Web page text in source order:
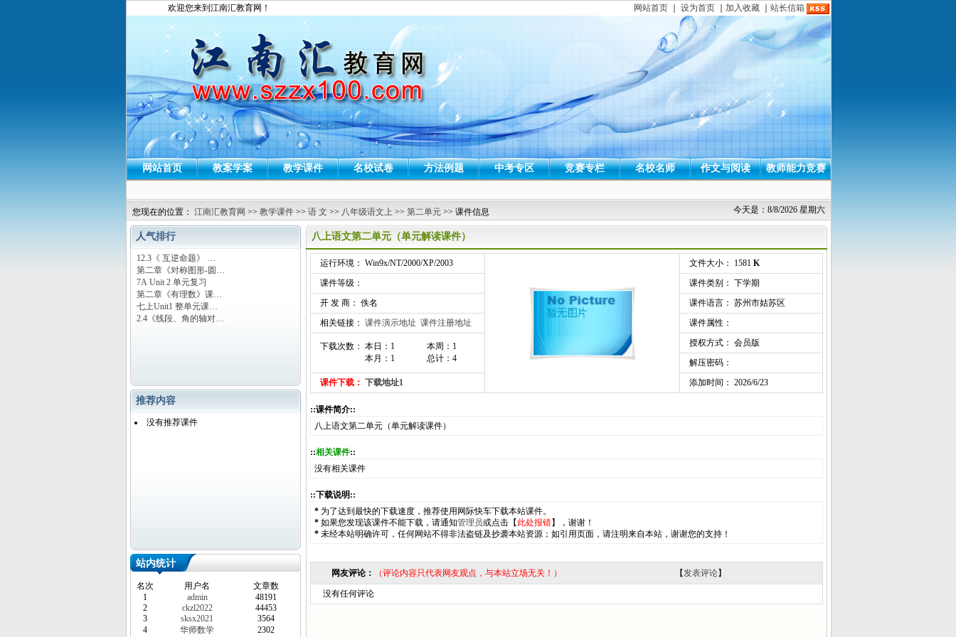
欢迎您来到江南汇教育网！ 网站首页 设为首页 加入收藏 站长信箱
网站首页 教案学案 教学课件 名校试卷 方法例题 中考专区 竞赛专栏 名校名师 作文与阅读 教师能力竞赛
今天是：8/8/2026 星期六
您现在的位置： 江南汇教育网 >> 教学课件 >> 语 文 >> 八年级语文上 >> 第二单元 >> 课件信息
人气排行
12.3《 互逆命题》 …
第二章《对称图形-圆…
7A Unit 2 单元复习
第二章《有理数》课…
七上Unit1 整单元课…
2.4《线段、角的轴对…
推荐内容
没有推荐课件
站内统计
名次 用户名
文章数
1
admin
48191
2
ckzl2022
44453
3
sksx2021
3564
4
华师数学
2302
八上语文第二单元（单元解读课件）
运行环境： Win9x/NT/2000/XP/2003 文件大小： 1581 K
课件等级：
课件类别： 下学期
开 发 商： 佚名
课件语言： 苏州市姑苏区
相关链接： 课件演示地址 课件注册地址 课件属性：
下载次数： 本日：1
本月：1
本周：1
总计：4
授权方式： 会员版
解压密码：
课件下载： 下载地址1 添加时间： 2026/6/23
::课件简介::
八上语文第二单元（单元解读课件）
::相关课件::
没有相关课件
::下载说明::
* 为了达到最快的下载速度，推荐使用网际快车下载本站课件。
* 如果您发现该课件不能下载，请通知管理员或点击【 此处报错】，谢谢！
* 未经本站明确许可，任何网站不得非法盗链及抄袭本站资源；如引用页面，请注明来自本站，谢谢您的支持！
网友评论： （评论内容只代表网友观点，与本站立场无关！） 【发表评论】
没有任何评论